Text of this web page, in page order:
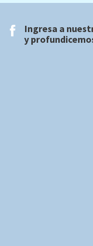
Ingresa a
y